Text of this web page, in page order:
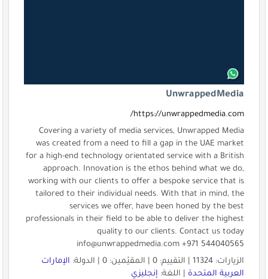
UnwrappedMedia
https://unwrappedmedia.com/
Covering a variety of media services, Unwrapped Media
was created from a need to fill a gap in the UAE market
for a high-end technology orientated service with a British
approach. Innovation is the ethos behind what we do,
working with our clients to offer a bespoke service that is
tailored to their individual needs. With that in mind, the
services we offer, have been honed by the best
professionals in their field to be able to deliver the highest
quality to our clients. Contact us today
info@unwrappedmedia.com+971 544040565
الزيارات: 11324 | التقييم: 0 | المقيّمين: 0 | الدولة:
الإمارات
العربية المتحدة| اللغة: إنجليزي